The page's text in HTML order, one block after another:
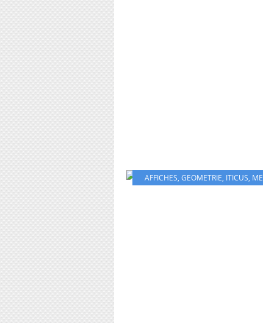
AFFICHES, GEOMETRIE, ITICUS, MESURE